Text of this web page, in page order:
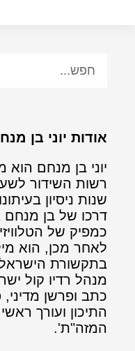
אודות יוני בן
יוני בן מנחם הוא
רשות השידור
שנות ניסיון
דרכו של בן
כמפיק של
לאחר מכן, הוא
בתקשורת
מנהל רדיו קול
כתב ופרשן מדיני,
התיכון ועורך
המזה"ת'.